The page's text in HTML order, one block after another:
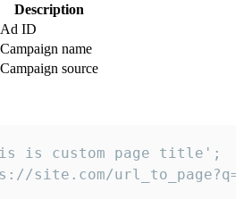
Description
Ad ID
Campaign name
Campaign source
is custom page title';